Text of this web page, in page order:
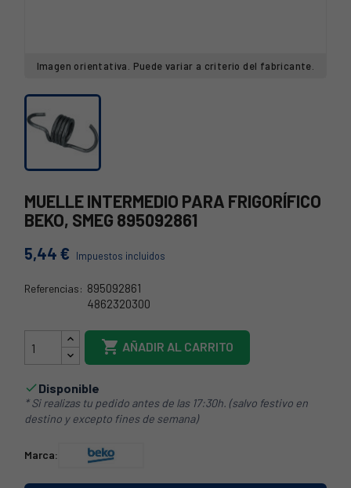
Imagen orientativa. Puede variar a criterio del fabricante.
MUELLE INTERMEDIO PARA FRIGORÍFICO
BEKO, SMEG 895092861
5,44 € Impuestos incluidos
Referencias: 895092861
4862320300
 AÑADIR AL CARRITO
Disponible
* Si realizas tu pedido antes de las 17:30h. (salvo festivo en
destino y excepto fines de semana)
Marca: